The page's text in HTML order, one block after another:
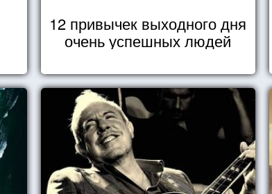
12 привычек выходного дня
очень успешных людей